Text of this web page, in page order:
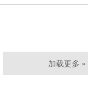
加载更多 »